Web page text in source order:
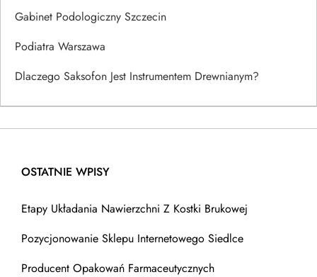
Gabinet Podologiczny Szczecin
Podiatra Warszawa
Dlaczego Saksofon Jest Instrumentem Drewnianym?
OSTATNIE WPISY
Etapy Układania Nawierzchni Z Kostki Brukowej
Pozycjonowanie Sklepu Internetowego Siedlce
Producent Opakowań Farmaceutycznych